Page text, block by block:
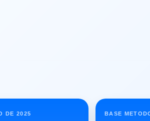
DE 2025 BASE